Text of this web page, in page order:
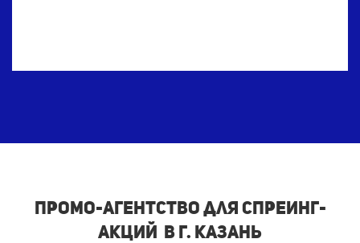
Промо-агентство для спреинг-
акций в г. Казань